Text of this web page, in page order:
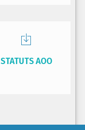
STATUTS AOO